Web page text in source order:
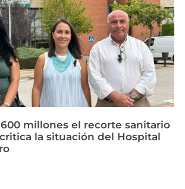
600 millones el recorte sanitario
la situación del Hospital